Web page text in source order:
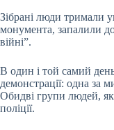
Зібрані люди тримали
монумента, запалили
війні”.
В один і той самий день
демонстрації: одна за
Обидві групи людей,
поліції.